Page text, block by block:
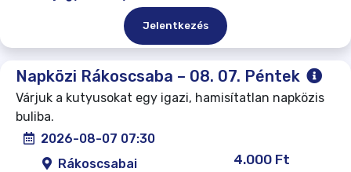
Jelentkezés
Napközi Rákoscsaba – 08. 07. Péntek
Várjuk a kutyusokat egy igazi, hamisítatlan napközis
buliba.
2026-08-07 07:30
Rákoscsabai
4.000 Ft